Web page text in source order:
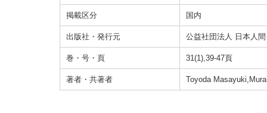
掲載区分 国内
出版社・発行元 公益社団法人 日本人
巻・号・頁 31(1),39-47頁
著者・共著者 Toyoda